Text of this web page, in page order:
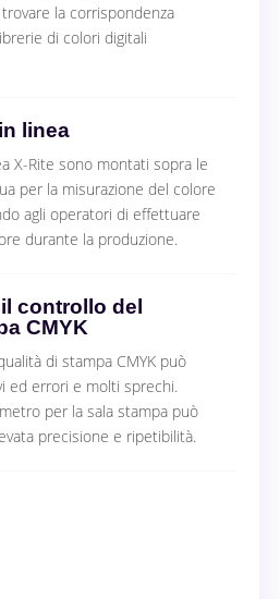
la corrispondenza
di colori digitali
linea
X-Rite sono montati sopra le
per la misurazione del colore
agli operatori di effettuare
durante la produzione.
controllo del
CMYK
di stampa CMYK può
ed errori e molti sprechi.
per la sala stampa può
precisione e ripetibilità.